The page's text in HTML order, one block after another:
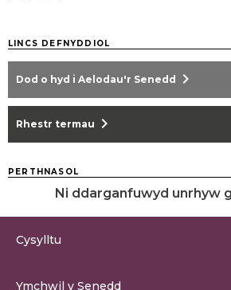
LINCS DEFNYDDIOL
Dod o hyd i Aelodau'r Senedd chevron_right
Rhestr termau chevron_right
PERTHNASOL
Ni ddarganfuwyd unrhyw
Cysylltu
Ymchwil y Senedd